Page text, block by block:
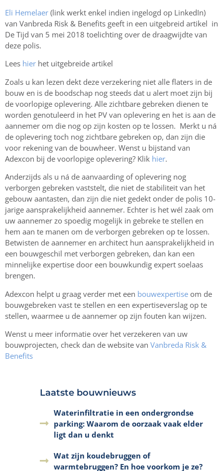
Eli Hemelaer (link werkt enkel indien ingelogd op LinkedIn)
van Vanbreda Risk & Benefits geeft in een uitgebreid artikel in
De Tijd van 5 mei 2018 toelichting over de draagwijdte van
deze polis.
Lees hier het uitgebreide artikel
Zoals u kan lezen dekt deze verzekering niet alle flaters in de
bouw en is de boodschap nog steeds dat u alert moet zijn bij
de voorlopige oplevering. Alle zichtbare gebreken dienen te
worden genotuleerd in het PV van oplevering en het is aan de
aannemer om die nog op zijn kosten op te lossen. Merkt u ná
de oplevering toch nog zichtbare gebreken op, dan zijn die
voor rekening van de bouwheer. Wenst u bijstand van
Adexcon bij de voorlopige oplevering? Klik hier.
Anderzijds als u ná de aanvaarding of oplevering nog
verborgen gebreken vaststelt, die niet de stabiliteit van het
gebouw aantasten, dan zijn die niet gedekt onder de polis 10-
jarige aansprakelijkheid aannemer. Echter is het wél zaak om
uw aannemer zo spoedig mogelijk in gebreke te stellen en
hem aan te manen om de verborgen gebreken op te lossen.
Betwisten de aannemer en architect hun aansprakelijkheid in
een bouwgeschil met verborgen gebreken, dan kan een
minnelijke expertise door een bouwkundig expert soelaas
brengen.
Adexcon helpt u graag verder met een bouwexpertise om de
bouwgebreken vast te stellen en een expertiseverslag op te
stellen, waarmee u de aannemer op zijn fouten kan wijzen.
Wenst u meer informatie over het verzekeren van uw
bouwprojecten, check dan de website van Vanbreda Risk &
Benefits
Laatste bouwnieuws
Waterinfiltratie in een ondergrondse
parking: Waarom de oorzaak vaak elder
ligt dan u denkt
Wat zijn koudebruggen of
warmtebruggen? En hoe voorkom je ze?